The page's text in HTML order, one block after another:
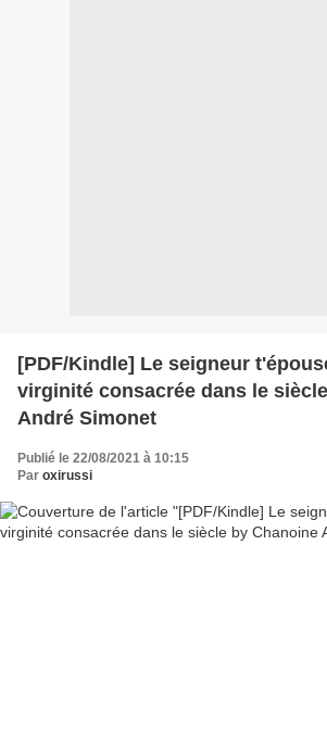
[PDF/Kindle] Le seigneur t'épousera
virginité consacrée dans le
André Simonet
Publié le 22/08/2021 à 10:15
Par oxirussi